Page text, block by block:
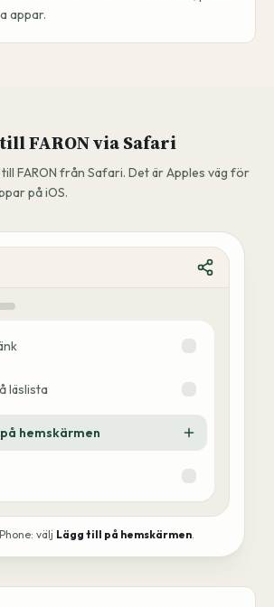
appar.
FARON via Safari
FARON från Safari. Det är Apples väg för
på iOS.
läslista
hemskärmen
välj Lägg till på hemskärmen.